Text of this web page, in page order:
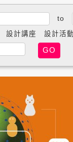
to
設計講座 設計活